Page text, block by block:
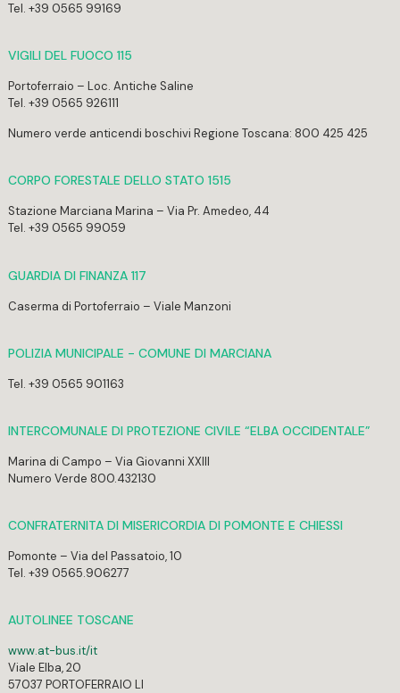
Tel. +39 0565 99169
VIGILI DEL FUOCO 115
Portoferraio – Loc. Antiche Saline
Tel. +39 0565 926111
Numero verde anticendi boschivi Regione Toscana: 800 425 425
CORPO FORESTALE DELLO STATO 1515
Stazione Marciana Marina – Via Pr. Amedeo, 44
Tel. +39 0565 99059
GUARDIA DI FINANZA 117
Caserma di Portoferraio – Viale Manzoni
POLIZIA MUNICIPALE - COMUNE DI MARCIANA
Tel. +39 0565 901163
INTERCOMUNALE DI PROTEZIONE CIVILE “ELBA OCCIDENTALE”
Marina di Campo – Via Giovanni XXIII
Numero Verde 800.432130
CONFRATERNITA DI MISERICORDIA DI POMONTE E CHIESSI
Pomonte – Via del Passatoio, 10
Tel. +39 0565.906277
AUTOLINEE TOSCANE
www.at-bus.it/it
Viale Elba, 20
57037 PORTOFERRAIO LI